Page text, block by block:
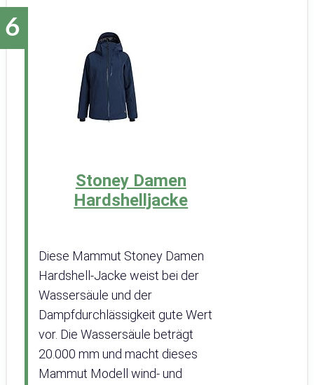
Stoney Damen
Hardshelljacke
Diese Mammut Stoney Damen
Hardshell-Jacke weist bei der
Wassersäule und der
Dampfdurchlässigkeit gute Wert
vor. Die Wassersäule beträgt
20.000 mm und macht dieses
Mammut Modell wind- und